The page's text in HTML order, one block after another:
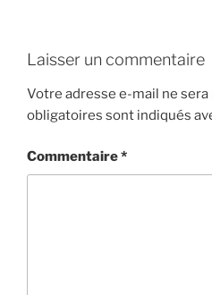
Laisser un commentaire
Votre adresse e-mail ne sera
obligatoires sont indiqués
Commentaire*